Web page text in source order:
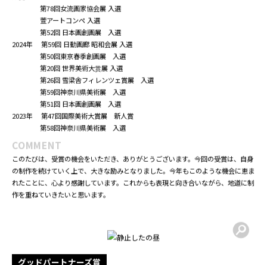
周 麗娜
PROFILE
武藏野美術大学大学院日本画M1年 在籍
【受賞歴】
2025年 第24回アートギャラリーホーム メック・デザイン・インターナショナ
第78回女流画家協会展 入選
萱アートコンペ 入選
第52回 日本画創画展 入選
2024年 第59回 日動画廊 昭和会展 入選
第50回東京春季創画展 入選
第20回 世界美術大赏展 入選
第26回 雪梁舎フィレンツェ賞展 入選
2023年 第47回国際美術大賞展 新人賞
第58回神奈川県美術展 入選
COMMENT